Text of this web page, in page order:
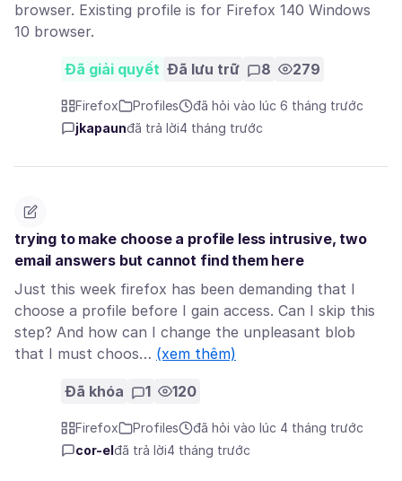
browser. Existing profile is for Firefox 140 Windows
10 browser.
Đã giải quyết Đã lưu trữ 8 279
Firefox Profiles
đã hỏi vào lúc 6 tháng trước
jkapaunđã trả lời4 tháng trước
trying to make choose a profile less intrusive, two
email answers but cannot find them here
Just this week firefox has been demanding that I
choose a profile before I gain access. Can I skip this
step? And how can I change the unpleasant blob
that I must choos… (xem thêm)
Đã khóa 1 120
Firefox Profiles
đã hỏi vào lúc 4 tháng trước
cor-el đã trả lời4 tháng trước